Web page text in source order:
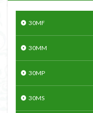
30MF
30MM
30MP
30MS